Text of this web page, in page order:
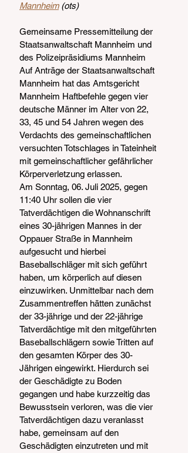
Mannheim (ots)
Gemeinsame Pressemitteilung der
Staatsanwaltschaft Mannheim und
des Polizeipräsidiums Mannheim
Auf Anträge der Staatsanwaltschaft
Mannheim hat das Amtsgericht
Mannheim Haftbefehle gegen vier
deutsche Männer im Alter von 22,
33, 45 und 54 Jahren wegen des
Verdachts des gemeinschaftlichen
versuchten Totschlages in Tateinheit
mit gemeinschaftlicher gefährlicher
Körperverletzung erlassen.
Am Sonntag, 06. Juli 2025, gegen
11:40 Uhr sollen die vier
Tatverdächtigen die Wohnanschrift
eines 30-jährigen Mannes in der
Oppauer Straße in Mannheim
aufgesucht und hierbei
Baseballschläger mit sich geführt
haben, um körperlich auf diesen
einzuwirken. Unmittelbar nach dem
Zusammentreffen hätten zunächst
der 33-jährige und der 22-jährige
Tatverdächtige mit den mitgeführten
Baseballschlägern sowie Tritten auf
den gesamten Körper des 30-
Jährigen eingewirkt. Hierdurch sei
der Geschädigte zu Boden
gegangen und habe kurzzeitig das
Bewusstsein verloren, was die vier
Tatverdächtigen dazu veranlasst
habe, gemeinsam auf den
Geschädigten einzutreten und mit